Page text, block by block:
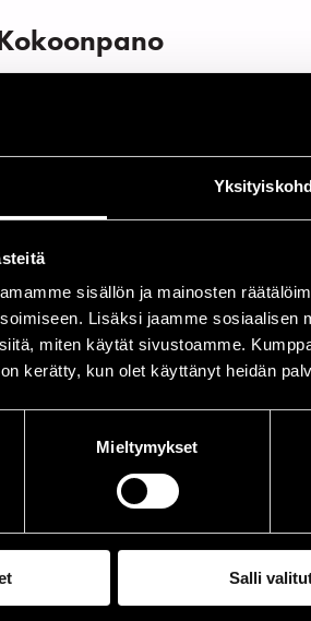
sisällön ja mainosten
Lisäksi jaamme sosiaalisen
miten käytät sivustoamme.
kerätty, kun olet käyttänyt heidän
Mieltymykset
Salli
PÄIVÄ
08.07.1987
09.07.1987